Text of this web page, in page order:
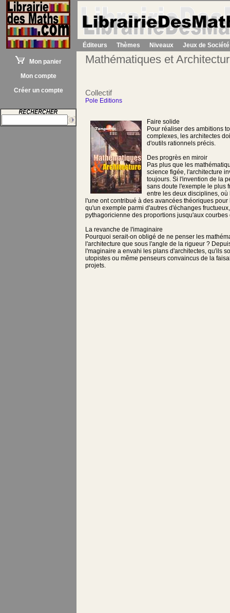
Mon panier
Mon compte
Créer un compte
Éditeurs Thèmes Niveaux Jeux de Société
Mathématiques et
Collectif
Pole Editions
Faire solide
Pour réaliser des ambitions
complexes, les architectes
d'outils rationnels précis.
Des progrès en miroir
Pas plus que les
science figée, l'architecture
toujours. Si l'invention de la
sans doute l'exemple le plus
entre les deux disciplines, où
l'une ont contribué à des avancées théoriques pour
qu'un exemple parmi d'autres d'échanges
pythagoricienne des proportions jusqu'aux courbes
La revanche de l'imaginaire
Pourquoi serait-on obligé de ne penser les
l'architecture que sous l'angle de la rigueur ?
l'maginaire a envahi les plans d'architectes, qu'ils
utopistes ou même penseurs convaincus de la
projets.